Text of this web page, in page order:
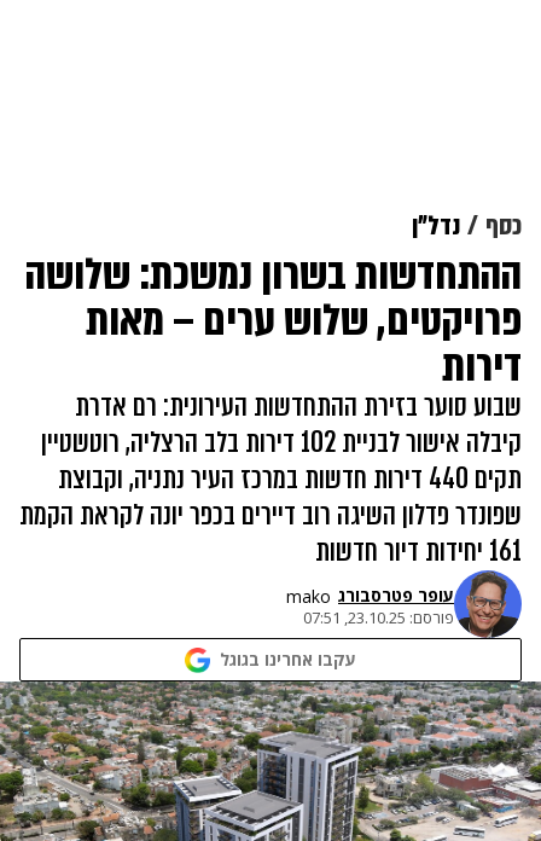
כסף נדל"ן
ההתחדשות בשרון נמשכת: שלושה
פרויקטים, שלוש ערים – מאות
דירות
שבוע סוער בזירת ההתחדשות העירונית: רם אדרת
קיבלה אישור לבניית 102 דירות בלב הרצליה, רוטשטיין
תקים 440 דירות חדשות במרכז העיר נתניה, וקבוצת
שפונדר פדלון השיגה רוב דיירים בכפר יונה לקראת הקמת
161 יחידות דיור חדשות
עופר פטרסבורג mako
פורסם: 23.10.25, 07:51
עקבו אחרינו בגוגל